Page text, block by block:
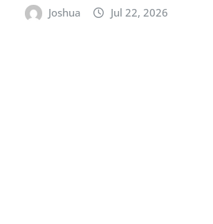
Joshua Jul 22, 2026